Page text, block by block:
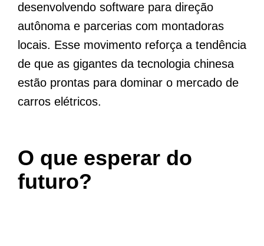
desenvolvendo software para direção
autônoma e parcerias com montadoras
locais. Esse movimento reforça a tendência
de que as gigantes da tecnologia chinesa
estão prontas para dominar o mercado de
carros elétricos.
O que esperar do
futuro?